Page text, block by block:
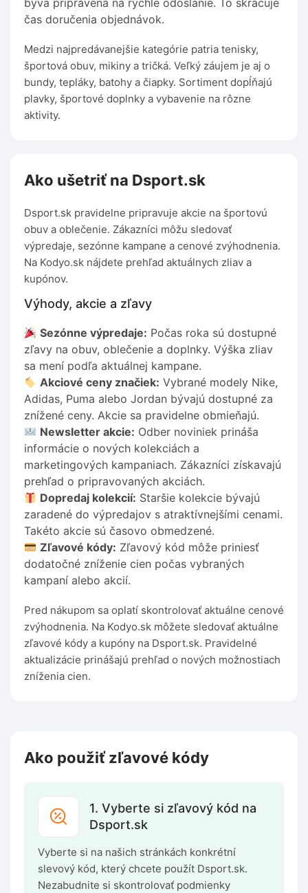
býva pripravená na rýchle odoslanie. To skracuje
čas doručenia objednávok.
Medzi najpredávanejšie kategórie patria tenisky,
športová obuv, mikiny a tričká. Veľký záujem je aj o
bundy, tepláky, batohy a čiapky. Sortiment dopĺňajú
plavky, športové doplnky a vybavenie na rôzne
aktivity.
Ako ušetriť na Dsport.sk
Dsport.sk pravidelne pripravuje akcie na športovú
obuv a oblečenie. Zákazníci môžu sledovať
výpredaje, sezónne kampane a cenové zvýhodnenia.
Na Kodyo.sk nájdete prehľad aktuálnych zliav a
kupónov.
Výhody, akcie a zľavy
Sezónne výpredaje: Počas roka sú dostupné
zľavy na obuv, oblečenie a doplnky. Výška zliav
sa mení podľa aktuálnej kampane.
Akciové ceny značiek: Vybrané modely Nike,
Adidas, Puma alebo Jordan bývajú dostupné za
znížené ceny. Akcie sa pravidelne obmieňajú.
Newsletter akcie: Odber noviniek prináša
informácie o nových kolekciách a
marketingových kampaniach. Zákazníci získavajú
prehľad o pripravovaných akciách.
Dopredaj kolekcií: Staršie kolekcie bývajú
zaradené do výpredajov s atraktívnejšími cenami.
Takéto akcie sú časovo obmedzené.
Zľavové kódy: Zľavový kód môže priniesť
dodatočné zníženie cien počas vybraných
kampaní alebo akcií.
Pred nákupom sa oplatí skontrolovať aktuálne cenové
zvýhodnenia. Na Kodyo.sk môžete sledovať aktuálne
zľavové kódy a kupóny na Dsport.sk. Pravidelné
aktualizácie prinášajú prehľad o nových možnostiach
zníženia cien.
Ako použiť zľavové kódy
1. Vyberte si zľavový kód na
Dsport.sk
Vyberte si na našich stránkách konkrétní
slevový kód, který chcete použít Dsport.sk.
Nezabudnite si skontrolovať podmienky